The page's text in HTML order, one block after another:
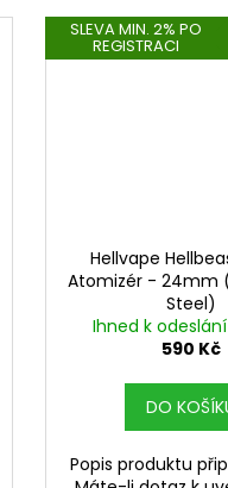
SLEVA MIN. 2% PO
REGISTRACI
Hellvape
Atomizér - 24mm
Steel)
Ihned k odeslání
590 Kč
DO
Popis produktu